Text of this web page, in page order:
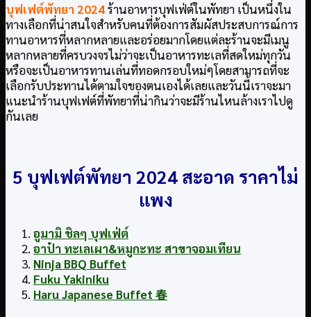
บุฟเฟต์พัทยา2024ร้านอาหารบุฟเฟ่ต์ในพัทยา เป็นหนึ่งใน
ทางเลือกที่น่าสนใจสำหรับคนที่ต้องการสัมผัสประสบการณ์การ
ทานอาหารที่หลากหลายและอร่อยมากโดยแต่ละร้านจะมีเมนู
หลากหลายที่ครบวงจรไม่ว่าจะเป็นอาหารทะเลที่สดใหม่ทุกวัน
หรือจะเป็นอาหารทานเล่นที่ทอดกรอบใหม่ๆโดยสามารถที่จะ
เลือกรับประทานได้ตามใจของตนเองได้เลยและวันนี้เราจะมา
แนะนำร้านบุฟเฟต์ที่พัทยาที่น่ากินว่าจะมีร้านไหนล้างเราไปดู
กันเลย
5 บุฟเฟต์พัทยา 2024 สะอาด ราคาไม่
แพง
อูมามิ ชิลๆ บุฟเฟ่ต์
อาป๋า ทะเลเผา&หมูกะทะ สาขาจอมเทียน
Ninja BBQ Buffet
Fuku Yakiniku
Haru Japanese Buffet 春